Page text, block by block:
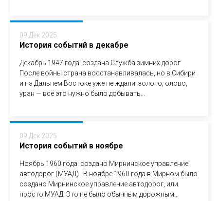
09 Дек 2025
История событий в декабре
Декабрь 1947 года: создана Служба зимних дорог
После войны страна восстанавливалась, но в Сибири
и на Дальнем Востоке уже не ждали: золото, олово,
уран — всё это нужно было добывать...
09 Дек 2025
История событий в ноябре
Ноябрь 1960 года: создано Мирнинское управление
автодорог (МУАД) В ноябре 1960 года в Мирном было
создано Мирнинское управление автодорог, или
просто МУАД. Это не было обычным дорожным...